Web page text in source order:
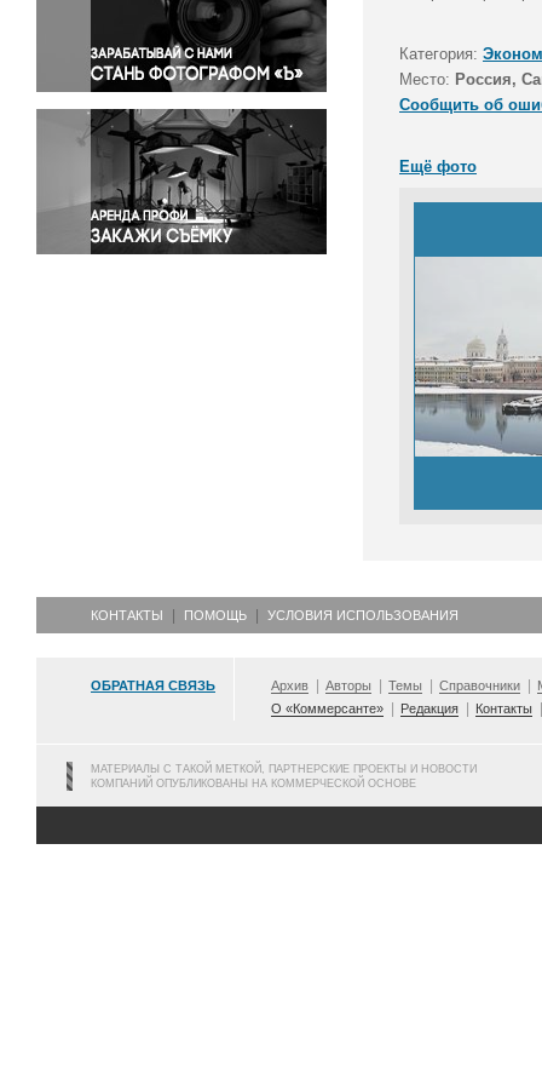
Правосудие
Происшествия и конфликты
Религия
Светская жизнь
Спорт
Экология
Экономика и бизнес
Категория:
Место: Россия,
Сообщить об
Ещё фото
КОНТАКТЫ ПОМОЩЬ УСЛОВИЯ ИСПОЛЬЗОВАНИЯ
ОБРАТНАЯ СВЯЗЬ Архив Авторы Темы Справочники
О «Коммерсанте»
Редакция Контакты
МАТЕРИАЛЫ С ТАКОЙ МЕТКОЙ, ПАРТНЕРСКИЕ ПРОЕКТЫ И НОВОСТИ
КОМПАНИЙ ОПУБЛИКОВАНЫ НА КОММЕРЧЕСКОЙ ОСНОВЕ